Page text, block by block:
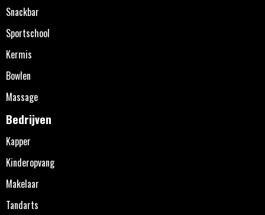
Snackbar
Sportschool
Kermis
Bowlen
Massage
Bedrijven
Kapper
Kinderopvang
Makelaar
Tandarts